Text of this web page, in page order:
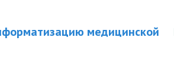
медицинской